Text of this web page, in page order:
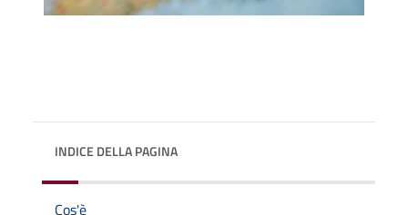
INDICE DELLA PAGINA
Cos'è